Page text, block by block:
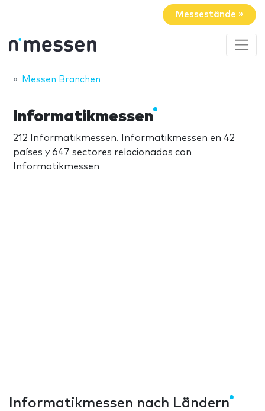
Messestände »
Messen Branchen
Informatikmessen
212 Informatikmessen. Informatikmessen en 42
países y 647 sectores relacionados con
Informatikmessen
Informatikmessen nach Ländern